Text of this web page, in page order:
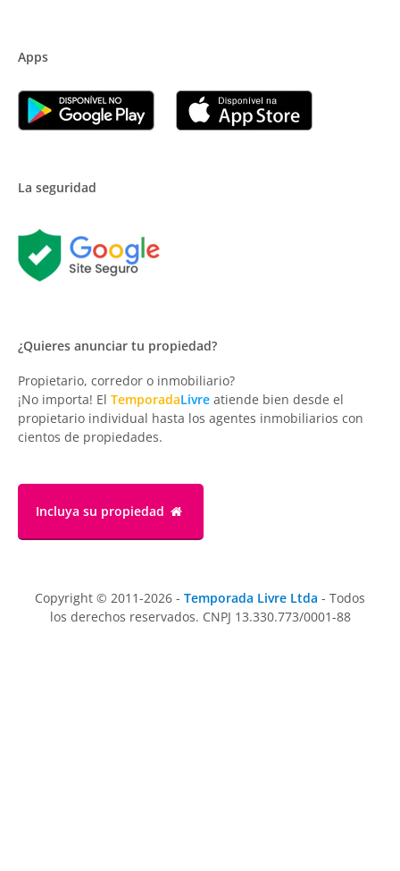
Apps
La seguridad
¿Quieres anunciar tu propiedad?
Propietario, corredor o inmobiliario?
¡No importa! El TemporadaLivre atiende bien desde el
propietario individual hasta los agentes inmobiliarios con
cientos de propiedades.
Incluya su propiedad
Copyright © 2011-2026 - Temporada Livre Ltda - Todos
los derechos reservados. CNPJ 13.330.773/0001-88